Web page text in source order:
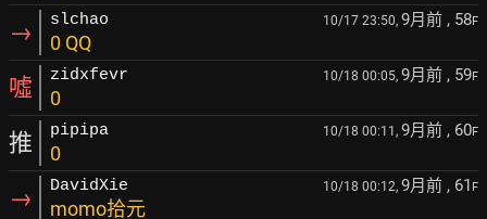
→ slchao 10/17 23:50, 9月前 , 58F
0 QQ
噓 zidxfevr 10/18 00:05, 9月前 , 59F
0
推 pipipa 10/18 00:11, 9月前 , 60F
0
→ DavidXie 10/18 00:12, 9月前 , 61 F
momo拾元